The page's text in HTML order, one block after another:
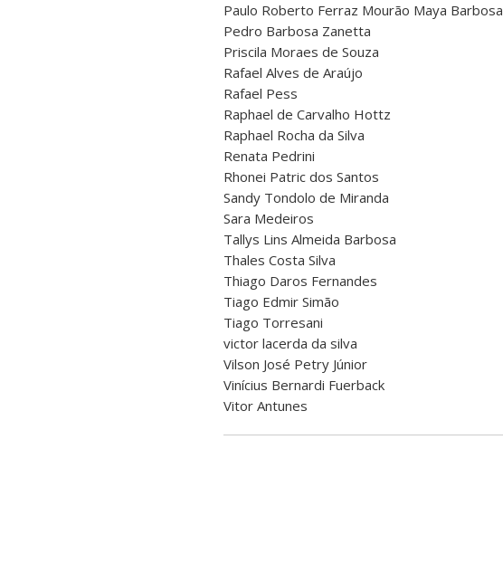
Paulo Roberto Ferraz Mourão Maya Barbosa
Pedro Barbosa Zanetta
Priscila Moraes de Souza
Rafael Alves de Araújo
Rafael Pess
Raphael de Carvalho Hottz
Raphael Rocha da Silva
Renata Pedrini
Rhonei Patric dos Santos
Sandy Tondolo de Miranda
Sara Medeiros
Tallys Lins Almeida Barbosa
Thales Costa Silva
Thiago Daros Fernandes
Tiago Edmir Simão
Tiago Torresani
victor lacerda da silva
Vilson José Petry Júnior
Vinícius Bernardi Fuerback
Vitor Antunes